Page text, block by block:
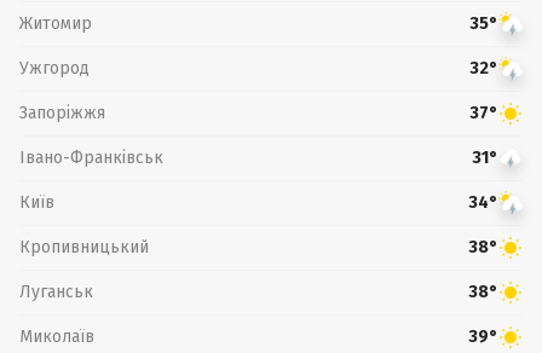
Житомир 35°
Ужгород 32°
Запоріжжя 37°
Івано-Франківськ 31°
Київ 34°
Кропивницький 38°
Луганськ 38°
Миколаїв 39°